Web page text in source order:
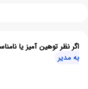
اگر نظر توهین آمیز یا
به مدیر